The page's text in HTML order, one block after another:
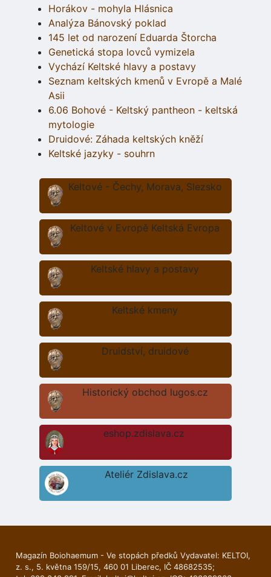
Horákov - mohyla Hlásnica
Analýza Bánovský poklad
145 let od narození Eduarda Štorcha
Genetická stopa lovců vymizela
Vychází Keltské hlavy a postavy
Seznam keltských kmenů v Evropě a Malé
Asii
6.06 Bohové - Keltský pantheon - keltská
mytologie
Druidové: Záhada keltských kněží
Keltské jazyky - souhrn
Keltové - Čechy, Morava, Slezsko
Keltové v Evropě Keltská Evropa
Keltské hlavy a postavy
Keltské kmeny
Druidství, druidové
Historický obchod lugos.cz
eshop.zdislava.cz
Ateliér Zdislava.cz
Magazín Boiohaemum - Ve stopách předků Vydavatel: KELTOI,
z. s., 5. května 159/15, 460 01 Liberec, IČ 48682535;